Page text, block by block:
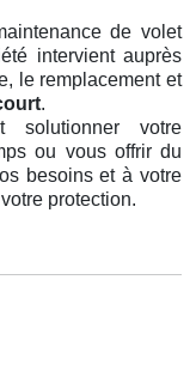
de volet
intervient auprès
le remplacement et
.
solutionner votre
ou vous offrir du
besoins et à votre
protection.